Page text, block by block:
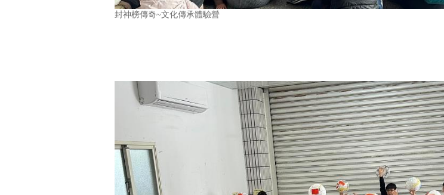
封神榜傳奇~文化傳承體驗營